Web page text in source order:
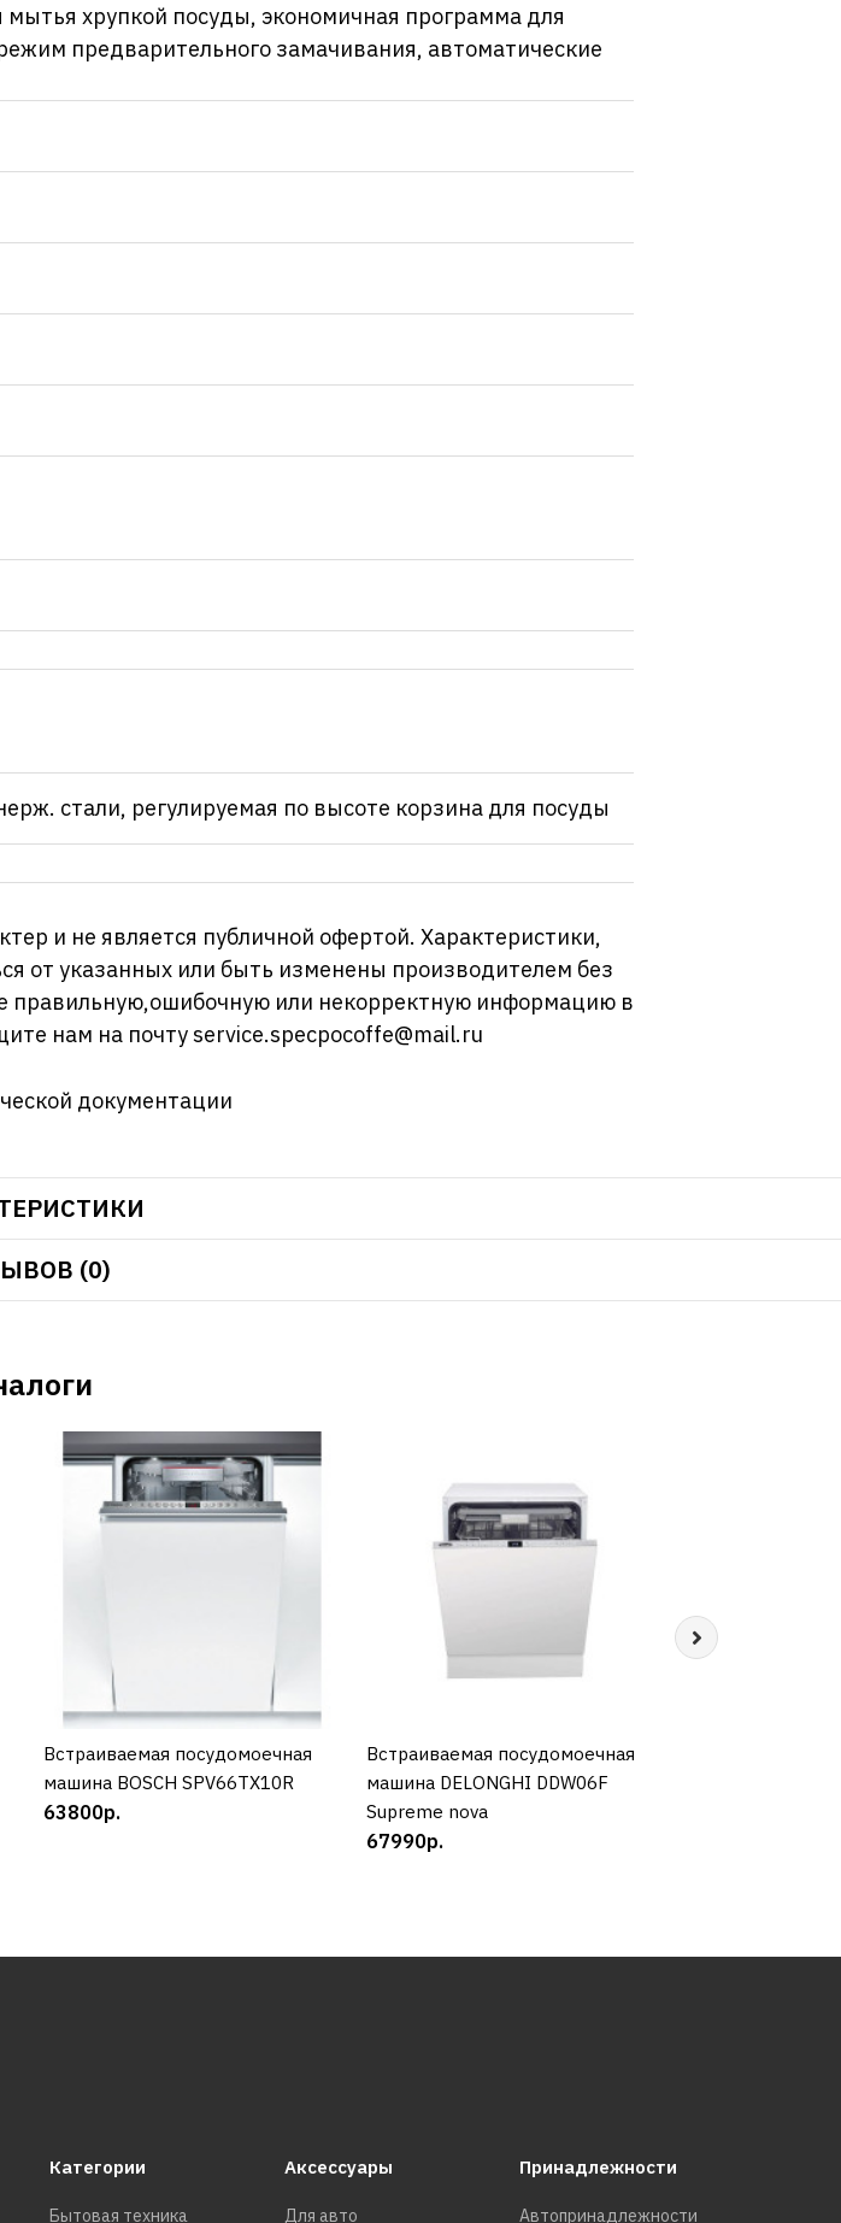
хрупкой посуды, экономичная программа для
предварительного замачивания, автоматические
стали, регулируемая по высоте корзина для посуды
и не является публичной офертой. Характеристики,
от указанных или быть изменены производителем без
правильную,ошибочную или некорректную информацию в
нам на почтуservice.specpocoffe@mail.ru
документации
(0)
КУПИТЬ
Встраиваемая посудомоечная
машина BOSCH SPV66TX10R
63800р.
КУПИТЬ
Встраиваемая посудомоечная
машина DELONGHI DDW06F
Supreme nova
67990р.
Категории
Бытовая техника
Аксессуары
Для авто
Принадлежности
Автопринадлежности